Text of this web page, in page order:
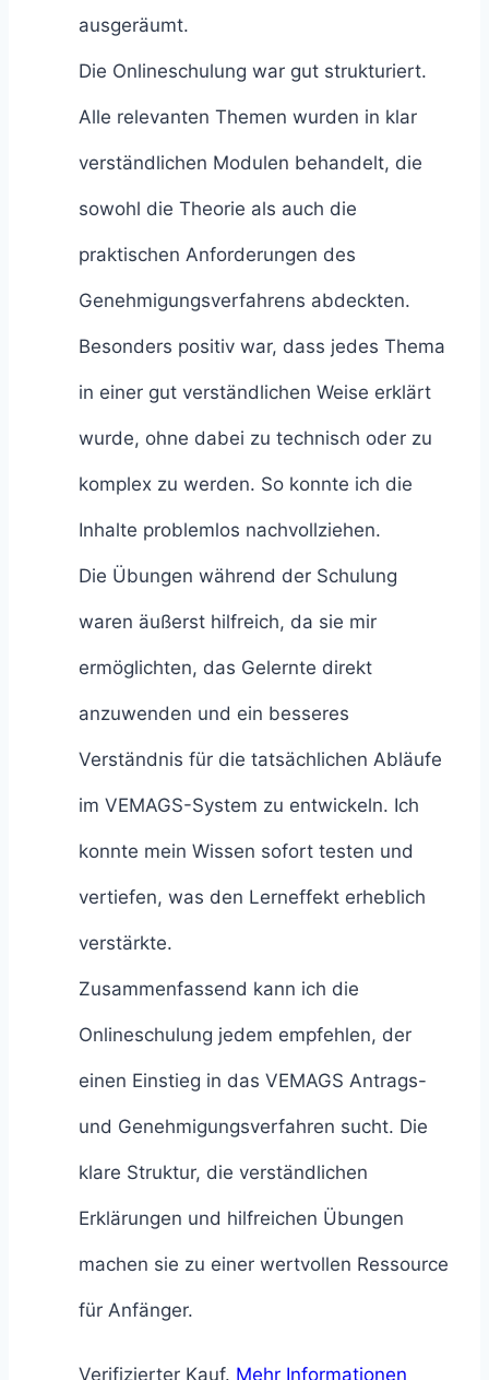
ausgeräumt.
Die Onlineschulung war gut strukturiert.
Alle relevanten Themen wurden in klar
verständlichen Modulen behandelt, die
sowohl die Theorie als auch die
praktischen Anforderungen des
Genehmigungsverfahrens abdeckten.
Besonders positiv war, dass jedes Thema
in einer gut verständlichen Weise erklärt
wurde, ohne dabei zu technisch oder zu
komplex zu werden. So konnte ich die
Inhalte problemlos nachvollziehen.
Die Übungen während der Schulung
waren äußerst hilfreich, da sie mir
ermöglichten, das Gelernte direkt
anzuwenden und ein besseres
Verständnis für die tatsächlichen Abläufe
im VEMAGS-System zu entwickeln. Ich
konnte mein Wissen sofort testen und
vertiefen, was den Lerneffekt erheblich
verstärkte.
Zusammenfassend kann ich die
Onlineschulung jedem empfehlen, der
einen Einstieg in das VEMAGS Antrags-
und Genehmigungsverfahren sucht. Die
klare Struktur, die verständlichen
Erklärungen und hilfreichen Übungen
machen sie zu einer wertvollen Ressource
für Anfänger.
Verifizierter Kauf. Mehr Informationen